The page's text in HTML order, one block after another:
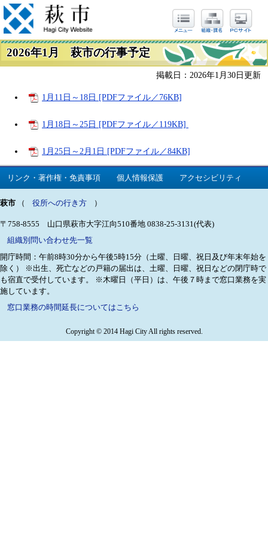
2026年1月 萩市の行事予定
掲載日：2026年1月30日更新
1月11日～18日 [PDFファイル／76KB]
1月18日～25日 [PDFファイル／119KB]
1月25日～2月1日 [PDFファイル／84KB]
リンク・著作権・免責事項 個人情報保護 アクセシビリティ
萩市 （ 役所への行き方 ）
〒758-8555 山口県萩市大字江向510番地 0838-25-3131(代表)
組織別問い合わせ先一覧
開庁時間：午前8時30分から午後5時15分（土曜、日曜、祝日及び年末年始を
除く）
※出生、死亡などの戸籍の届出は、土曜、日曜、祝日などの閉庁時で
も宿直で受付しています。
※木曜日（平日）は、午後７時まで窓口業務を実
施しています。
窓口業務の時間延長についてはこちら
Copyright © 2014 Hagi City All rights reserved.